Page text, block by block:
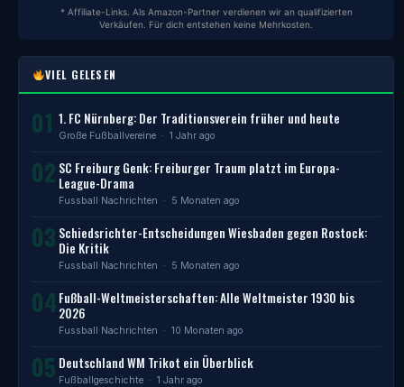
* Affiliate-Links. Als Amazon-Partner verdienen wir an qualifizierten
Verkäufen. Für dich entstehen keine Mehrkosten.
VIEL GELESEN
01 1. FC Nürnberg: Der Traditionsverein früher und heute
Große Fußballvereine · 1 Jahr ago
02 SC Freiburg Genk: Freiburger Traum platzt im Europa-
League-Drama
Fussball Nachrichten · 5 Monaten ago
03 Schiedsrichter-Entscheidungen Wiesbaden gegen Rostock:
Die Kritik
Fussball Nachrichten · 5 Monaten ago
04 Fußball-Weltmeisterschaften: Alle Weltmeister 1930 bis
2026
Fussball Nachrichten · 10 Monaten ago
05 Deutschland WM Trikot ein Überblick
Fußballgeschichte · 1 Jahr ago